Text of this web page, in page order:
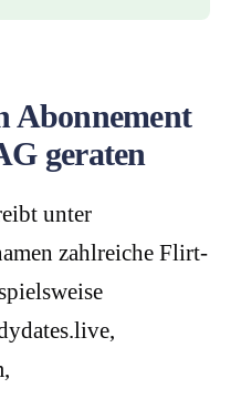
Abonnement
geraten
unter
zahlreiche Flirt-